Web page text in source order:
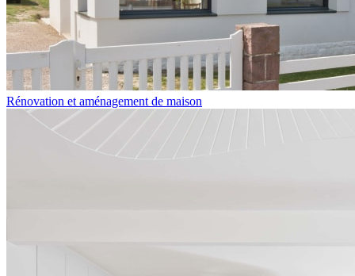
Rénovation et aménagement de maison